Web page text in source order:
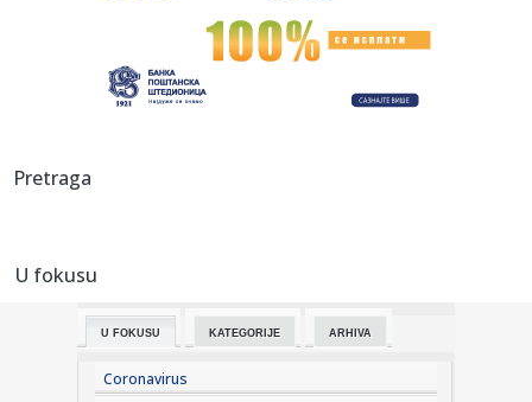
Ko su najbogatije estradne zvijezde u Srbiji: Godinama
18:48:Bečki robot srpskog naučnika donosi revoluciju: Metalne
18:48:
18:46:
Vučić najavio veća primanja građana: "Penzije će da prate
Pretraga
U fokusu
U FOKUSU KATEGORIJE ARHIVA
Coronavirus